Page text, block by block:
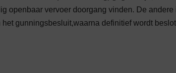
openbaar vervoer doorgang vinden. De
gunningsbesluit,waarna definitief wordt